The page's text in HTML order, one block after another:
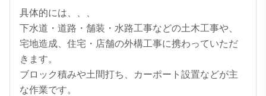
具体的には、、、
下水道・道路・舗装・水路工事などの土木工事や、
宅地造成、住宅・店舗の外構工事に携わっていただ
きます。
ブロック積みや土間打ち、カーポート設置などが主
な作業です。